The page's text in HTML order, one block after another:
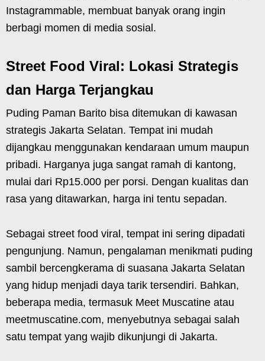
Instagrammable, membuat banyak orang ingin
berbagi momen di media sosial.
Street Food Viral: Lokasi Strategis
dan Harga Terjangkau
Puding Paman Barito bisa ditemukan di kawasan
strategis Jakarta Selatan. Tempat ini mudah
dijangkau menggunakan kendaraan umum maupun
pribadi. Harganya juga sangat ramah di kantong,
mulai dari Rp15.000 per porsi. Dengan kualitas dan
rasa yang ditawarkan, harga ini tentu sepadan.
Sebagai street food viral, tempat ini sering dipadati
pengunjung. Namun, pengalaman menikmati puding
sambil bercengkerama di suasana Jakarta Selatan
yang hidup menjadi daya tarik tersendiri. Bahkan,
beberapa media, termasuk Meet Muscatine atau
meetmuscatine.com, menyebutnya sebagai salah
satu tempat yang wajib dikunjungi di Jakarta.